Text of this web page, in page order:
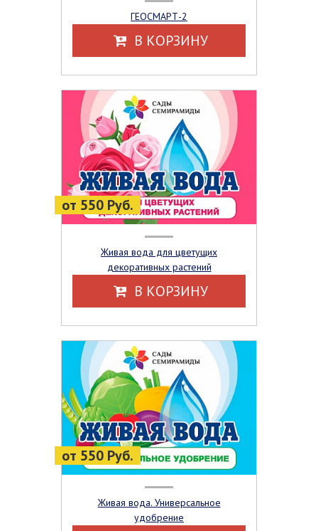
ГЕОСМАРТ-2
В КОРЗИНУ
от 550 Руб.
Живая вода для цветущих
декоративных растений
В КОРЗИНУ
от 550 Руб.
Живая вода. Универсальное
удобрение